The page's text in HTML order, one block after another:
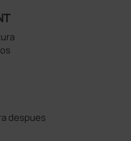
despues